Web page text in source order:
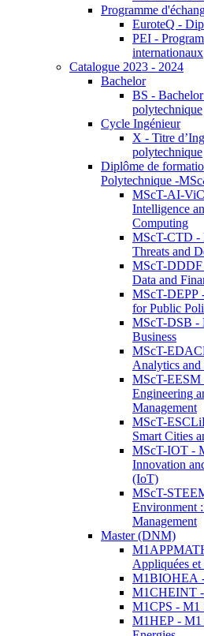
Programme
EuroteQ -
PEI -
internationaux
Catalogue 2023 - 2024
Bachelor
BS -
polytechnique
Cycle Ingénieur
X - Titre
polytechnique
Diplôme de
Polytechnique -
MScT-AI-
Intelligence
Computing
MScT-CTD -
Threats and
MScT-DDDF
Data and
MScT-DEPP
for Public
MScT-DSB -
Business
MScT-
Analytics and
MScT-EESM
Engineering
Management
MScT-
Smart Cities
MScT-IOT -
Innovation
(IoT)
MScT-
Environment
Management
Master (DNM)
Appliquées et
M1BIOHEA
M1CHEINT -
M1CPS - M1
M1HEP - M1